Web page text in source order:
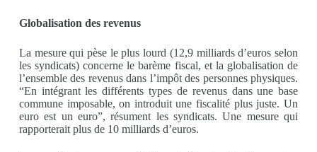
Globalisation des revenus
La mesure qui pèse le plus lourd (12,9 milliards d’euros selon
les syndicats) concerne le barème fiscal, et la globalisation de
l’ensemble des revenus dans l’impôt des personnes physiques.
“En intégrant les différents types de revenus dans une base
commune imposable, on introduit une fiscalité plus juste. Un
euro est un euro”, résument les syndicats. Une mesure qui
rapporterait plus de 10 milliards d’euros.